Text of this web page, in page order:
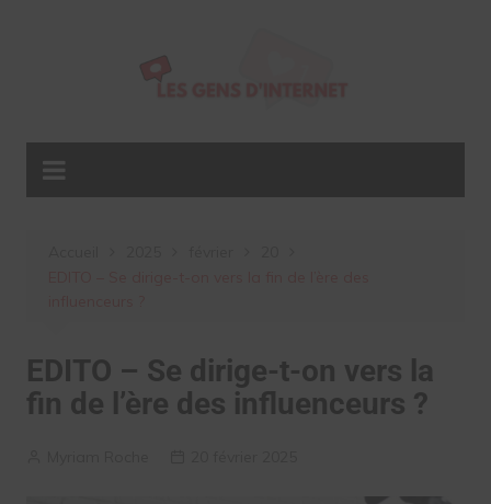
EDITO – Se dirige-t-on vers la
fin de l’ère des influenceurs ?